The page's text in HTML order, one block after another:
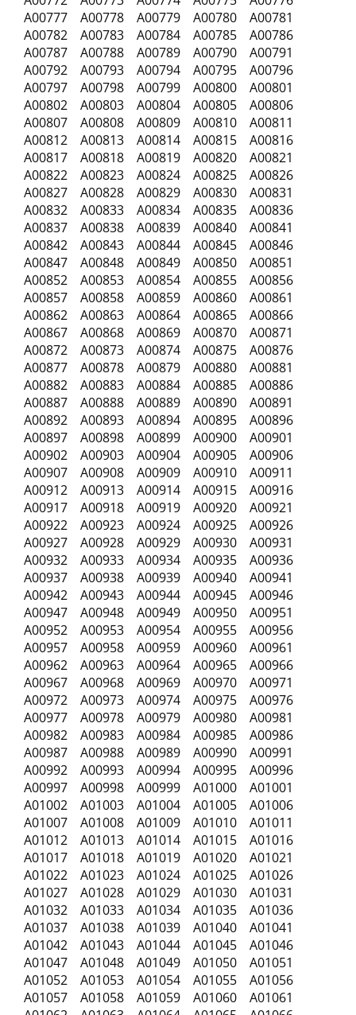
A00777 A00778 A00779 A00780 A00781
A00782 A00783 A00784 A00785 A00786
A00787 A00788 A00789 A00790 A00791
A00792 A00793 A00794 A00795 A00796
A00797 A00798 A00799 A00800 A00801
A00802 A00803 A00804 A00805 A00806
A00807 A00808 A00809 A00810 A00811
A00812 A00813 A00814 A00815 A00816
A00817 A00818 A00819 A00820 A00821
A00822 A00823 A00824 A00825 A00826
A00827 A00828 A00829 A00830 A00831
A00832 A00833 A00834 A00835 A00836
A00837 A00838 A00839 A00840 A00841
A00842 A00843 A00844 A00845 A00846
A00847 A00848 A00849 A00850 A00851
A00852 A00853 A00854 A00855 A00856
A00857 A00858 A00859 A00860 A00861
A00862 A00863 A00864 A00865 A00866
A00867 A00868 A00869 A00870 A00871
A00872 A00873 A00874 A00875 A00876
A00877 A00878 A00879 A00880 A00881
A00882 A00883 A00884 A00885 A00886
A00887 A00888 A00889 A00890 A00891
A00892 A00893 A00894 A00895 A00896
A00897 A00898 A00899 A00900 A00901
A00902 A00903 A00904 A00905 A00906
A00907 A00908 A00909 A00910 A00911
A00912 A00913 A00914 A00915 A00916
A00917 A00918 A00919 A00920 A00921
A00922 A00923 A00924 A00925 A00926
A00927 A00928 A00929 A00930 A00931
A00932 A00933 A00934 A00935 A00936
A00937 A00938 A00939 A00940 A00941
A00942 A00943 A00944 A00945 A00946
A00947 A00948 A00949 A00950 A00951
A00952 A00953 A00954 A00955 A00956
A00957 A00958 A00959 A00960 A00961
A00962 A00963 A00964 A00965 A00966
A00967 A00968 A00969 A00970 A00971
A00972 A00973 A00974 A00975 A00976
A00977 A00978 A00979 A00980 A00981
A00982 A00983 A00984 A00985 A00986
A00987 A00988 A00989 A00990 A00991
A00992 A00993 A00994 A00995 A00996
A00997 A00998 A00999 A01000 A01001
A01002 A01003 A01004 A01005 A01006
A01007 A01008 A01009 A01010 A01011
A01012 A01013 A01014 A01015 A01016
A01017 A01018 A01019 A01020 A01021
A01022 A01023 A01024 A01025 A01026
A01027 A01028 A01029 A01030 A01031
A01032 A01033 A01034 A01035 A01036
A01037 A01038 A01039 A01040 A01041
A01042 A01043 A01044 A01045 A01046
A01047 A01048 A01049 A01050 A01051
A01052 A01053 A01054 A01055 A01056
A01057 A01058 A01059 A01060 A01061